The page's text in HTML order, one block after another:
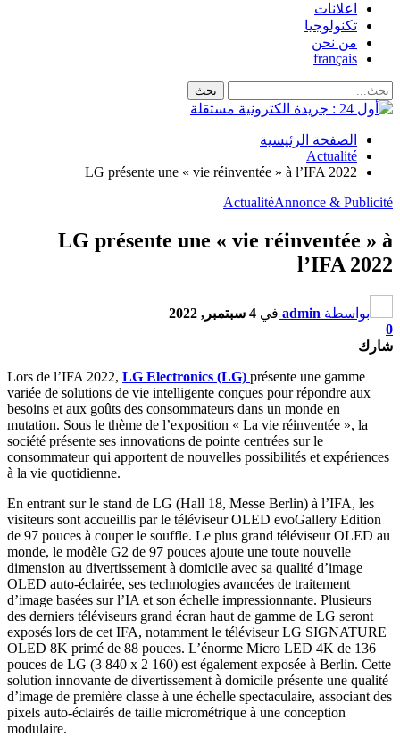
اعلانات
تكنولوجيا
من نحن
français
الصفحة الرئيسية
Actualité
LG présente une « vie réinventée » à l’IFA 2022
ActualitéAnnonce & Publicité
LG présente une « vie réinventée » à
l’IFA 2022
بواسطة admin في 4 سبتمبر, 2022
0
شارك
Lors de l’IFA 2022, LG Electronics (LG) présente une gamme
variée de solutions de vie intelligente conçues pour répondre aux
besoins et aux goûts des consommateurs dans un monde en
mutation. Sous le thème de l’exposition « La vie réinventée », la
société présente ses innovations de pointe centrées sur le
consommateur qui apportent de nouvelles possibilités et expériences
à la vie quotidienne.
En entrant sur le stand de LG (Hall 18, Messe Berlin) à l’IFA, les
visiteurs sont accueillis par le téléviseur OLED evoGallery Edition
de 97 pouces à couper le souffle. Le plus grand téléviseur OLED au
monde, le modèle G2 de 97 pouces ajoute une toute nouvelle
dimension au divertissement à domicile avec sa qualité d’image
OLED auto-éclairée, ses technologies avancées de traitement
d’image basées sur l’IA et son échelle impressionnante. Plusieurs
des derniers téléviseurs grand écran haut de gamme de LG seront
exposés lors de cet IFA, notamment le téléviseur LG SIGNATURE
OLED 8K primé de 88 pouces. L’énorme Micro LED 4K de 136
pouces de LG (3 840 x 2 160) est également exposée à Berlin. Cette
solution innovante de divertissement à domicile présente une qualité
d’image de première classe à une échelle spectaculaire, associant des
pixels auto-éclairés de taille micrométrique à une conception
modulaire.